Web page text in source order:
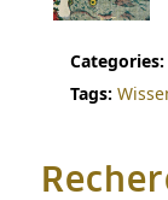
Categories:
Tags: